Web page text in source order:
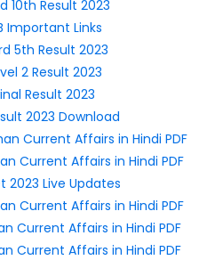
10th Result 2023
Important Links
5th Result 2023
2 Result 2023
Result 2023
2023 Download
Current Affairs in Hindi PDF
Current Affairs in Hindi PDF
2023 Live Updates
Current Affairs in Hindi PDF
Current Affairs in Hindi PDF
Current Affairs in Hindi PDF